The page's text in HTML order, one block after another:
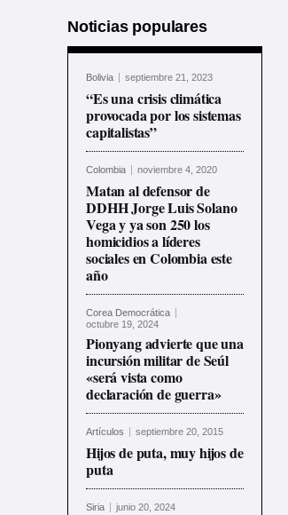
Noticias populares
Bolivia septiembre 21, 2023
“Es una crisis climática
provocada por los sistemas
capitalistas”
Colombia noviembre 4, 2020
Matan al defensor de
DDHH Jorge Luis Solano
Vega y ya son 250 los
homicidios a líderes
sociales en Colombia este
año
Corea Democrática
octubre 19, 2024
Pionyang advierte que una
incursión militar de Seúl
«será vista como
declaración de guerra»
Artículos septiembre 20, 2015
Hijos de puta, muy hijos de
puta
Siria junio 20, 2024